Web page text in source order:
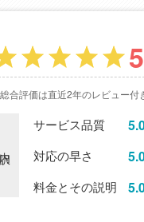
合評価は直近2年のレビュー付
サービス品質
対応の早さ
料金とその説明